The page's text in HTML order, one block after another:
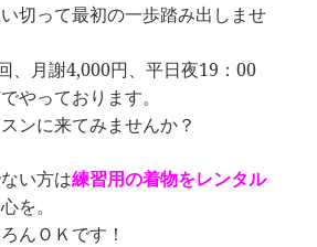
切って最初の一歩踏み出しませ
、月謝4,000円、平日夜19：00
やっております。
ンに来てみませんか？
い方は練習用の着物をレンタル
を。
んＯＫです！